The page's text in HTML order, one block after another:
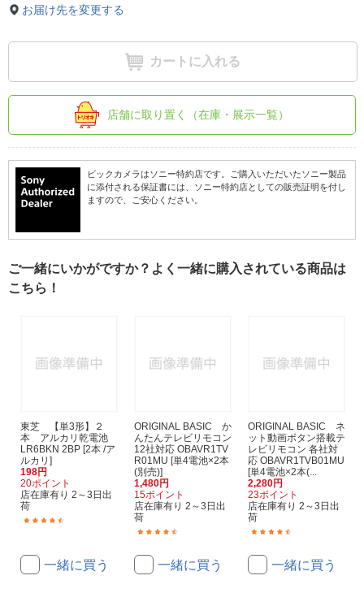
お届け先を変更する
カートに入れる
店舗に取り置く（在庫・展示一覧）
ビックカメラはソニー特約店です。ご購入いただいたソニー製品
に添付される保証書には、ソニー特約店としての販売証明を付し
ますので、ご安心ください。
ご一緒にいかがですか？よく一緒に購入されている商品は
こちら！
東芝 【単3形】２
本 アルカリ乾電池
LR6BKN 2BP [2本 /ア
ルカリ]
198円
20ポイント
店在庫有り 2～3日出
荷
一緒に買う
ORIGINAL BASIC か
んたんテレビリモコン
12社対応 OBAVR1TV
R01MU [単4電池×2本
(別売)]
1,480円
15ポイント
店在庫有り 2～3日出
荷
一緒に買う
ORIGINAL BASIC ネ
ット動画ボタン搭載テ
レビリモコン 各社対
応 OBAVR1TVB01MU
[単4電池×2本(...
2,280円
23ポイント
店在庫有り 2～3日出
荷
一緒に買う